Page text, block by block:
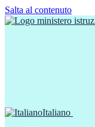
Salta al contenuto
Italiano